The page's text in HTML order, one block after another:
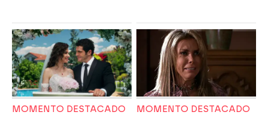
MOMENTO DESTACADO MOMENTO DESTACADO